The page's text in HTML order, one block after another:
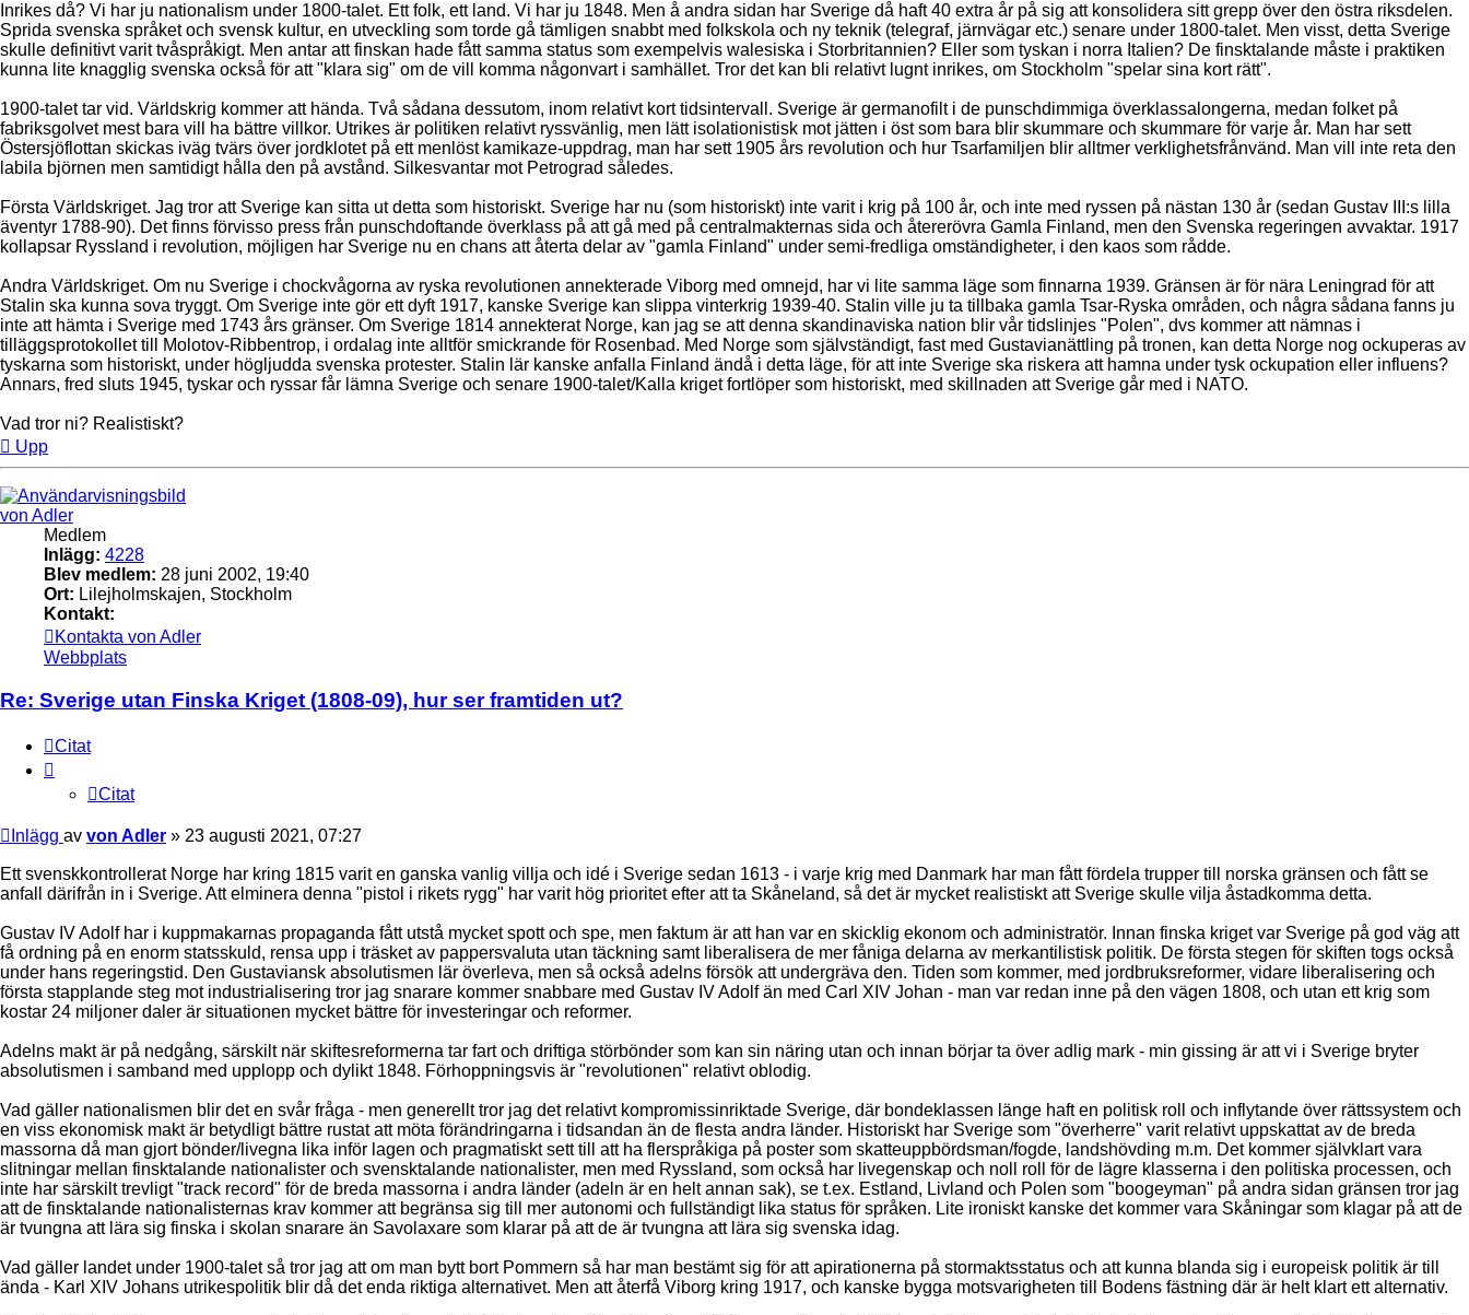
Inrikes då? Vi har ju nationalism under 1800-talet. Ett folk, ett land. Vi har ju 1848. Men å andra sidan har Sverige då haft 40 extra år på sig att konsolidera sitt grepp över den östra riksdelen.
Sprida svenska språket och svensk kultur, en utveckling som torde gå tämligen snabbt med folkskola och ny teknik (telegraf, järnvägar etc.) senare under 1800-talet. Men visst, detta Sverige
skulle definitivt varit tvåspråkigt. Men antar att finskan hade fått samma status som exempelvis walesiska i Storbritannien? Eller som tyskan i norra Italien? De finsktalande måste i praktiken
kunna lite knagglig svenska också för att "klara sig" om de vill komma någonvart i samhället. Tror det kan bli relativt lugnt inrikes, om Stockholm "spelar sina kort rätt".
1900-talet tar vid. Världskrig kommer att hända. Två sådana dessutom, inom relativt kort tidsintervall. Sverige är germanofilt i de punschdimmiga överklassalongerna, medan folket på
fabriksgolvet mest bara vill ha bättre villkor. Utrikes är politiken relativt ryssvänlig, men lätt isolationistisk mot jätten i öst som bara blir skummare och skummare för varje år. Man har sett
Östersjöflottan skickas iväg tvärs över jordklotet på ett menlöst kamikaze-uppdrag, man har sett 1905 års revolution och hur Tsarfamiljen blir alltmer verklighetsfrånvänd. Man vill inte reta den
labila björnen men samtidigt hålla den på avstånd. Silkesvantar mot Petrograd således.
Första Världskriget. Jag tror att Sverige kan sitta ut detta som historiskt. Sverige har nu (som historiskt) inte varit i krig på 100 år, och inte med ryssen på nästan 130 år (sedan Gustav III:s lilla
äventyr 1788-90). Det finns förvisso press från punschdoftande överklass på att gå med på centralmakternas sida och återerövra Gamla Finland, men den Svenska regeringen avvaktar. 1917
kollapsar Ryssland i revolution, möjligen har Sverige nu en chans att återta delar av "gamla Finland" under semi-fredliga omständigheter, i den kaos som rådde.
Andra Världskriget. Om nu Sverige i chockvågorna av ryska revolutionen annekterade Viborg med omnejd, har vi lite samma läge som finnarna 1939. Gränsen är för nära Leningrad för att
Stalin ska kunna sova tryggt. Om Sverige inte gör ett dyft 1917, kanske Sverige kan slippa vinterkrig 1939-40. Stalin ville ju ta tillbaka gamla Tsar-Ryska områden, och några sådana fanns ju
inte att hämta i Sverige med 1743 års gränser. Om Sverige 1814 annekterat Norge, kan jag se att denna skandinaviska nation blir vår tidslinjes "Polen", dvs kommer att nämnas i
tilläggsprotokollet till Molotov-Ribbentrop, i ordalag inte alltför smickrande för Rosenbad. Med Norge som självständigt, fast med Gustavianättling på tronen, kan detta Norge nog ockuperas av
tyskarna som historiskt, under högljudda svenska protester. Stalin lär kanske anfalla Finland ändå i detta läge, för att inte Sverige ska riskera att hamna under tysk ockupation eller influens?
Annars, fred sluts 1945, tyskar och ryssar får lämna Sverige och senare 1900-talet/Kalla kriget fortlöper som historiskt, med skillnaden att Sverige går med i NATO.
Vad tror ni? Realistiskt?
Upp
von Adler
Medlem
Inlägg: 4228
Blev medlem: 28 juni 2002, 19:40
Ort: Lilejholmskajen, Stockholm
Kontakt:
Kontakta von Adler
Webbplats
Re: Sverige utan Finska Kriget (1808-09), hur ser framtiden ut?
Citat
Citat
Inlägg av von Adler » 23 augusti 2021, 07:27
Ett svenskkontrollerat Norge har kring 1815 varit en ganska vanlig villja och idé i Sverige sedan 1613 - i varje krig med Danmark har man fått fördela trupper till norska gränsen och fått se
anfall därifrån in i Sverige. Att elminera denna "pistol i rikets rygg" har varit hög prioritet efter att ta Skåneland, så det är mycket realistiskt att Sverige skulle vilja åstadkomma detta.
Gustav IV Adolf har i kuppmakarnas propaganda fått utstå mycket spott och spe, men faktum är att han var en skicklig ekonom och administratör. Innan finska kriget var Sverige på god väg att
få ordning på en enorm statsskuld, rensa upp i träsket av pappersvaluta utan täckning samt liberalisera de mer fåniga delarna av merkantilistisk politik. De första stegen för skiften togs också
under hans regeringstid. Den Gustaviansk absolutismen lär överleva, men så också adelns försök att undergräva den. Tiden som kommer, med jordbruksreformer, vidare liberalisering och
första stapplande steg mot industrialisering tror jag snarare kommer snabbare med Gustav IV Adolf än med Carl XIV Johan - man var redan inne på den vägen 1808, och utan ett krig som
kostar 24 miljoner daler är situationen mycket bättre för investeringar och reformer.
Adelns makt är på nedgång, särskilt när skiftesreformerna tar fart och driftiga störbönder som kan sin näring utan och innan börjar ta över adlig mark - min gissing är att vi i Sverige bryter
absolutismen i samband med upplopp och dylikt 1848. Förhoppningsvis är "revolutionen" relativt oblodig.
Vad gäller nationalismen blir det en svår fråga - men generellt tror jag det relativt kompromissinriktade Sverige, där bondeklassen länge haft en politisk roll och inflytande över rättssystem och
en viss ekonomisk makt är betydligt bättre rustat att möta förändringarna i tidsandan än de flesta andra länder. Historiskt har Sverige som "överherre" varit relativt uppskattat av de breda
massorna då man gjort bönder/livegna lika inför lagen och pragmatiskt sett till att ha flerspråkiga på poster som skatteuppbördsman/fogde, landshövding m.m. Det kommer självklart vara
slitningar mellan finsktalande nationalister och svensktalande nationalister, men med Ryssland, som också har livegenskap och noll roll för de lägre klasserna i den politiska processen, och
inte har särskilt trevligt "track record" för de breda massorna i andra länder (adeln är en helt annan sak), se t.ex. Estland, Livland och Polen som "boogeyman" på andra sidan gränsen tror jag
att de finsktalande nationalisternas krav kommer att begränsa sig till mer autonomi och fullständigt lika status för språken. Lite ironiskt kanske det kommer vara Skåningar som klagar på att de
är tvungna att lära sig finska i skolan snarare än Savolaxare som klarar på att de är tvungna att lära sig svenska idag.
Vad gäller landet under 1900-talet så tror jag att om man bytt bort Pommern så har man bestämt sig för att apirationerna på stormaktsstatus och att kunna blanda sig i europeisk politik är till
ända - Karl XIV Johans utrikespolitik blir då det enda riktiga alternativet. Men att återfå Viborg kring 1917, och kanske bygga motsvarigheten till Bodens fästning där är helt klart ett alternativ.